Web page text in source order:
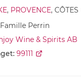
, PROVENCE,
Perrin
Wine & Spirits AB
99111